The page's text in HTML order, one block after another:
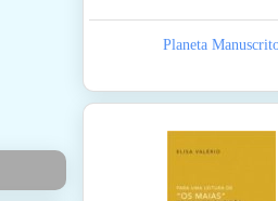
Planeta